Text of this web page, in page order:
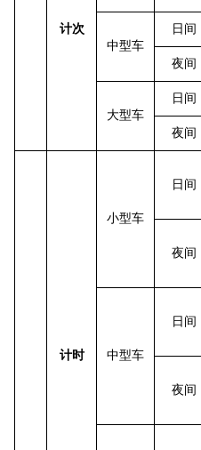
计次
中型车
日间
夜间
大型车
日间
夜间
计时
小型车
日间
夜间
中型车
日间
夜间